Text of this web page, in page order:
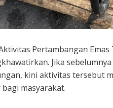
Pertambangan
Jika
kini aktivitas tersebut
masyarakat.